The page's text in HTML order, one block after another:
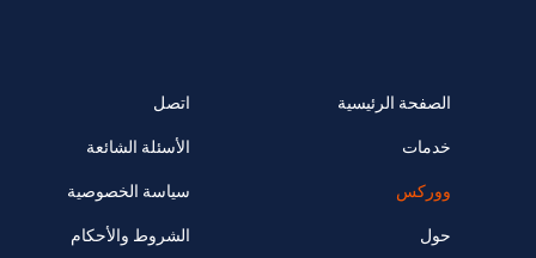
الصفحة الرئيسية
خدمات
ووركس
حول
اتصل
الأسئلة الشائعة
سياسة الخصوصية
الشروط والأحكام